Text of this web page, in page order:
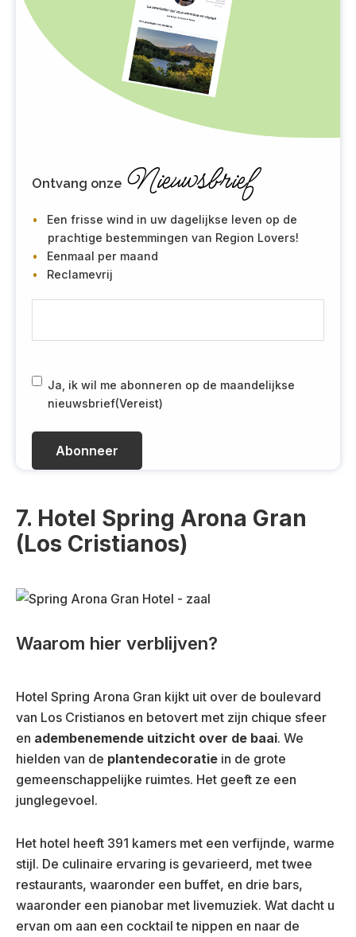
Ontvang onze Nieuwsbrief
Een frisse wind in uw dagelijkse leven op de
prachtige bestemmingen van Region Lovers!
Eenmaal per maand
Reclamevrij
m
i
V
r
s
t
R
D
V
e
i
)
Ja, ik wil me abonneren op de maandelijkse
nieuwsbrief(Vereist)
7. Hotel Spring Arona Gran
(Los Cristianos)
Waarom hier verblijven?
Hotel Spring Arona Gran kijkt uit over de boulevard
van Los Cristianos en betovert met zijn chique sfeer
en adembenemende uitzicht over de baai. We
hielden van de plantendecoratie in de grote
gemeenschappelijke ruimtes. Het geeft ze een
junglegevoel.
Het hotel heeft 391 kamers met een verfijnde, warme
stijl. De culinaire ervaring is gevarieerd, met twee
restaurants, waaronder een buffet, en drie bars,
waaronder een pianobar met livemuziek. Wat dacht u
ervan om aan een cocktail te nippen en naar de